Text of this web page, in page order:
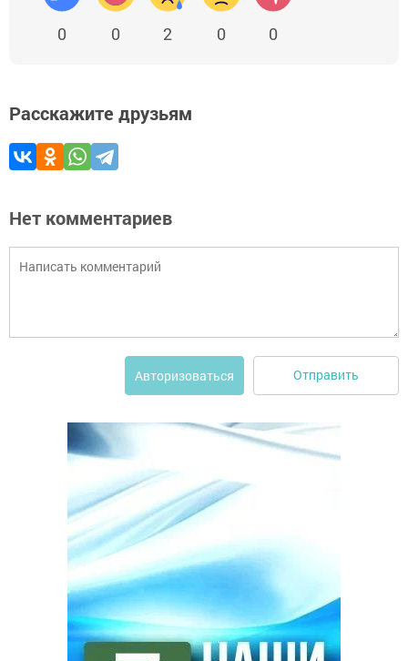
0 0 2 0 0
Расскажите друзьям
Нет комментариев
Авторизоваться Отправить